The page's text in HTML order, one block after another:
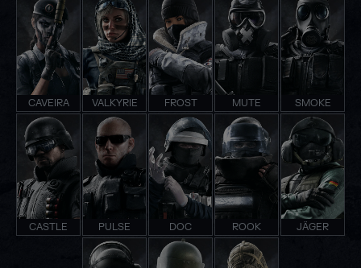
CAVEIRA VALKYRIE FROST MUTE SMOKE
CASTLE PULSE DOC ROOK JÄGER